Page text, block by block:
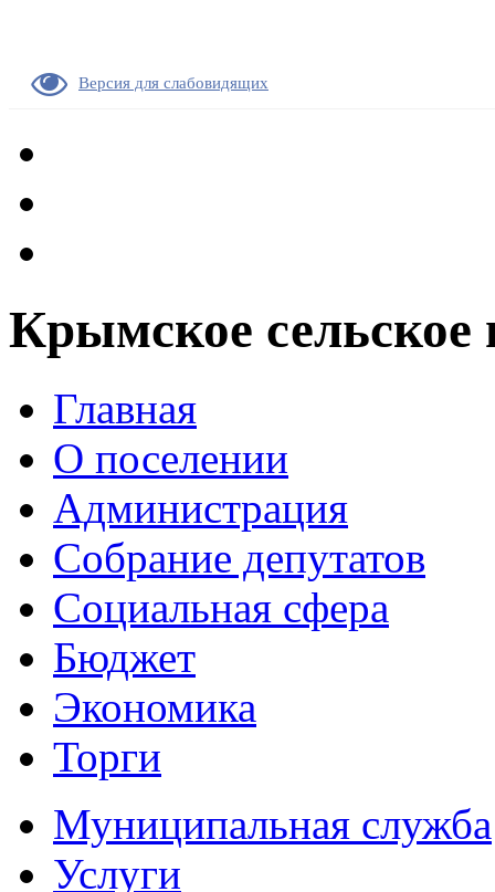
Версия для слабовидящих
Крымское сельское
Главная
О поселении
Администрация
Собрание депутатов
Социальная сфера
Бюджет
Экономика
Торги
Муниципальная служба
Услуги